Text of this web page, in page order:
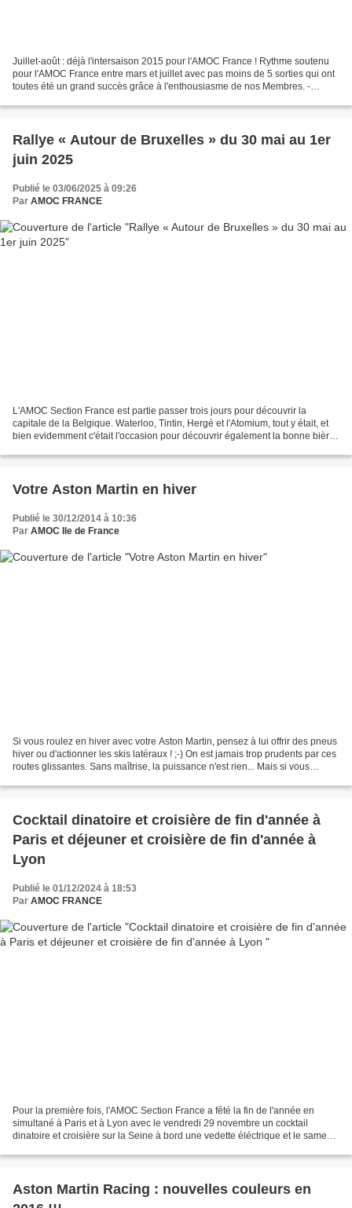
Juillet-août : déjà l'intersaison 2015 pour l'AMOC France ! Rythme soutenu
pour l'AMOC France entre mars et juillet avec pas moins de 5 sorties qui ont
toutes été un grand succès grâce à l'enthousiasme de nos Membres. -
Rallye « Autour de Bruxelles » du 30 mai au 1er
juin 2025
Publié le 03/06/2025 à 09:26
Par AMOC FRANCE
L'AMOC Section France est partie passer trois jours pour découvrir la
capitale de la Belgique. Waterloo, Tintin, Hergé et l'Atomium, tout y était, et
bien evidemment c'était l'occasion pour découvrir également la bonne bière
Votre Aston Martin en hiver
Publié le 30/12/2014 à 10:36
Par AMOC Ile de France
Si vous roulez en hiver avec votre Aston Martin, pensez à lui offrir des pneus
hiver ou d'actionner les skis latéraux ! ;-) On est jamais trop prudents par ces
routes glissantes. Sans maîtrise, la puissance n'est rien... Mais si vous
Cocktail dinatoire et croisière de fin d'année à
Paris et déjeuner et croisière de fin d'année à
Lyon
Publié le 01/12/2024 à 18:53
Par AMOC FRANCE
Pour la première fois, l'AMOC Section France a fêté la fin de l'année en
simultané à Paris et à Lyon avec le vendredi 29 novembre un cocktail
dinatoire et croisière sur la Seine à bord une vedette éléctrique et le samedi
Aston Martin Racing : nouvelles couleurs en